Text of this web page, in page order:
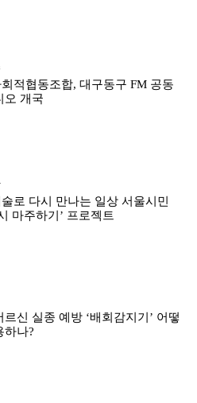
적협동조합, 대구동구 FM 공동
오 개국
로 다시 만나는 일상 서울시민
마주하기’ 프로젝트
르신 실종 예방 ‘배회감지기’ 어떻
하나?